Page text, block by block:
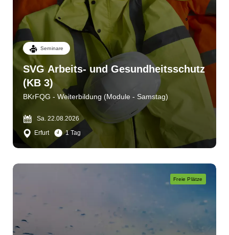
Seminare
SVG Arbeits- und Gesundheitsschutz
(KB 3)
BKrFQG - Weiterbildung (Module - Samstag)
Sa. 22.08.2026
Erfurt
1 Tag
Freie Plätze